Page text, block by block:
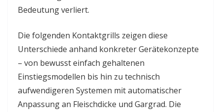
Bedeutung verliert.
Die folgenden Kontaktgrills zeigen diese
Unterschiede anhand konkreter Gerätekonzepte
– von bewusst einfach gehaltenen
Einstiegsmodellen bis hin zu technisch
aufwendigeren Systemen mit automatischer
Anpassung an Fleischdicke und Gargrad. Die